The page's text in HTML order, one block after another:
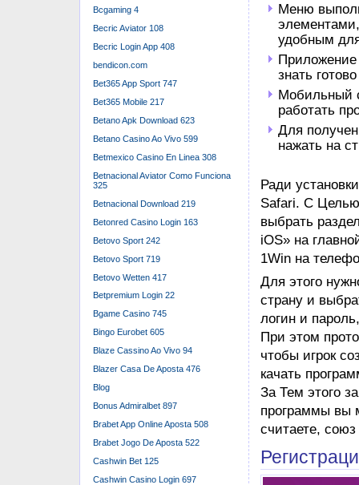
Меню
удобным
Приложение
знать
Мобильный
работать
Для
нажать на
Ради
Safari. С Целью
выбрать
iOS» на
1Win на
Для этого
страну и
логин и
При этом
чтобы игрок
качать
За Тем этого
программы вы
считаете,
Bcgaming 4
Becric Aviator 108
Becric Login App 408
bendicon.com
Bet365 App Sport 747
Bet365 Mobile 217
Betano Apk Download 623
Betano Casino Ao Vivo 599
Betmexico Casino En Linea 308
Betnacional Aviator Como Funciona
325
Betnacional Download 219
Betonred Casino Login 163
Betovo Sport 242
Betovo Sport 719
Betovo Wetten 417
Betpremium Login 22
Bgame Casino 745
Bingo Eurobet 605
Blaze Cassino Ao Vivo 94
Blazer Casa De Aposta 476
Blog
Bonus Admiralbet 897
Brabet App Online Aposta 508
Brabet Jogo De Aposta 522
Cashwin Bet 125
Cashwin Casino Login 697